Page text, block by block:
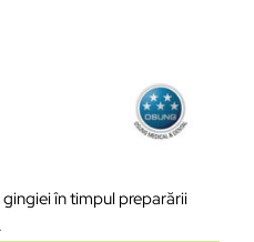
în timpul preparării